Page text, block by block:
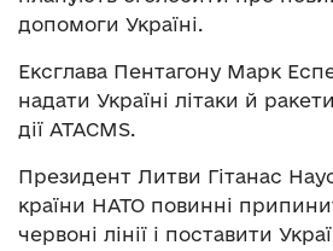
допомоги Україні.
Ексглава Пентагону Марк
надати Україні літаки й
дії ATACMS.
Президент Литви Гітанас
країни НАТО повинні
червоні лінії і поставити